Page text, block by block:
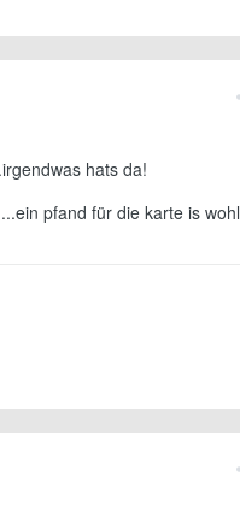
hats da!
pfand für die karte is wohl